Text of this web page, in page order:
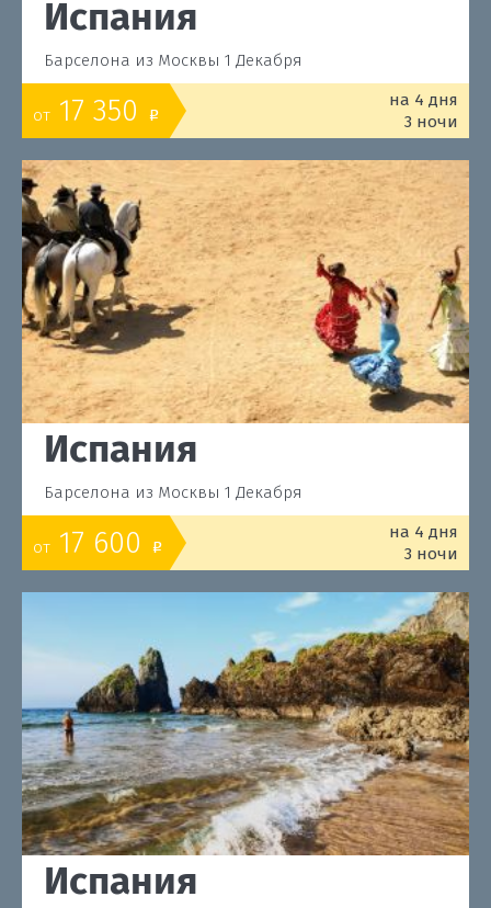
Испания
Барселона из Москвы 1 Декабря
от 17 350 o
на 4 дня
3 ночи
Испания
Барселона из Москвы 1 Декабря
от 17 600 o
на 4 дня
3 ночи
Испания